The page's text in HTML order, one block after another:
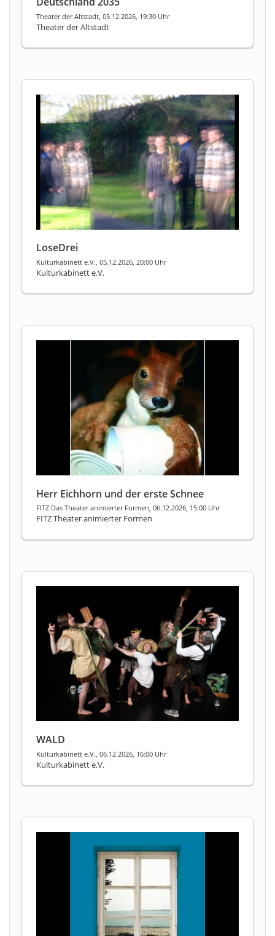
Theater der Altstadt, 05.12.2026, 19:30 Uhr
Theater der Altstadt
LoseDrei
Kulturkabinett e.V., 05.12.2026, 20:00 Uhr
Kulturkabinett e.V.
Herr Eichhorn und der erste Schnee
FITZ Das Theater animierter Formen, 06.12.2026, 15:00 Uhr
FITZ Theater animierter Formen
WALD
Kulturkabinett e.V., 06.12.2026, 16:00 Uhr
Kulturkabinett e.V.